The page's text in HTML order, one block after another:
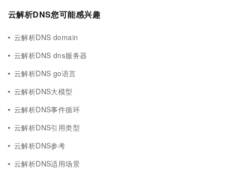
云解析DNS您可能感兴趣
云解析DNS domain
云解析DNS dns服务器
云解析DNS go语言
云解析DNS大模型
云解析DNS事件循环
云解析DNS引用类型
云解析DNS参考
云解析DNS适用场景